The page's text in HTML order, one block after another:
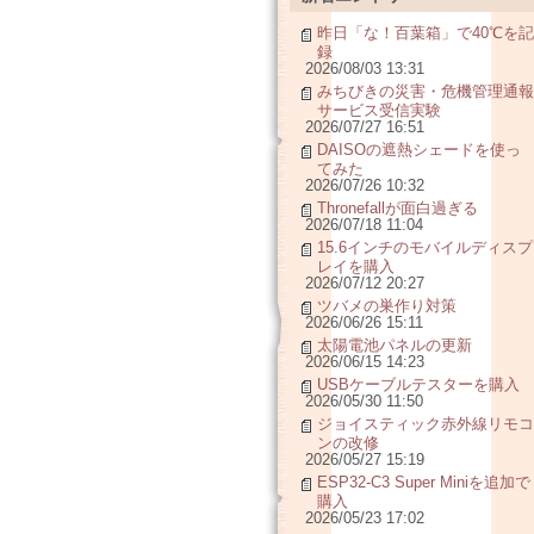
昨日「な！百葉箱」で40℃を記
録
2026/08/03 13:31
みちびきの災害・危機管理通報
サービス受信実験
2026/07/27 16:51
DAISOの遮熱シェードを使っ
てみた
2026/07/26 10:32
Thronefallが面白過ぎる
2026/07/18 11:04
15.6インチのモバイルディスプ
レイを購入
2026/07/12 20:27
ツバメの巣作り対策
2026/06/26 15:11
太陽電池パネルの更新
2026/06/15 14:23
USBケーブルテスターを購入
2026/05/30 11:50
ジョイスティック赤外線リモコ
ンの改修
2026/05/27 15:19
ESP32-C3 Super Miniを追加で
購入
2026/05/23 17:02